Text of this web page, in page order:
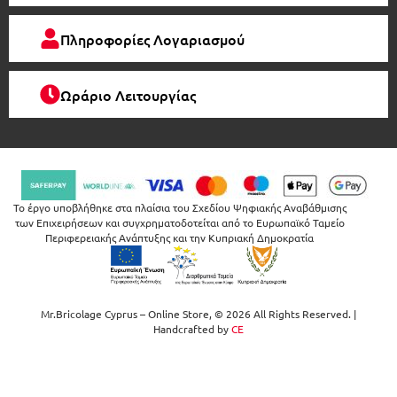
Πληροφορίες Λογαριασμού
Ωράριο Λειτουργίας
Το έργο υποβλήθηκε στα πλαίσια του Σχεδίου Ψηφιακής Αναβάθμισης
των Επιχειρήσεων και συγχρηματοδοτείται από το Ευρωπαϊκό Ταμείο
Περιφερειακής Ανάπτυξης και την Κυπριακή Δημοκρατία
Mr.Bricolage Cyprus – Online Store, © 2026 All Rights Reserved. |
Handcrafted byCE